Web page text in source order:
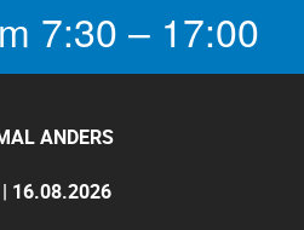
7:30 – 17:00
ANDERS
16.08.2026